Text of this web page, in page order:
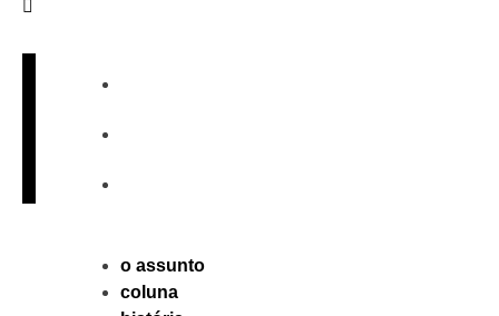
o assunto
coluna